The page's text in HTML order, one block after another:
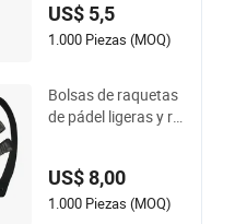
US$ 5,5
1.000 Piezas (MOQ)
Bolsas de raquetas
de pádel ligeras y re
nis
US$ 8,00
1.000 Piezas (MOQ)